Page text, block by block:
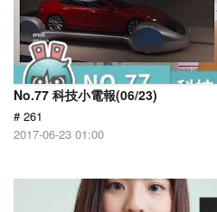
No.77 科技小電報(06/23)
# 261
2017-06-23 01:00